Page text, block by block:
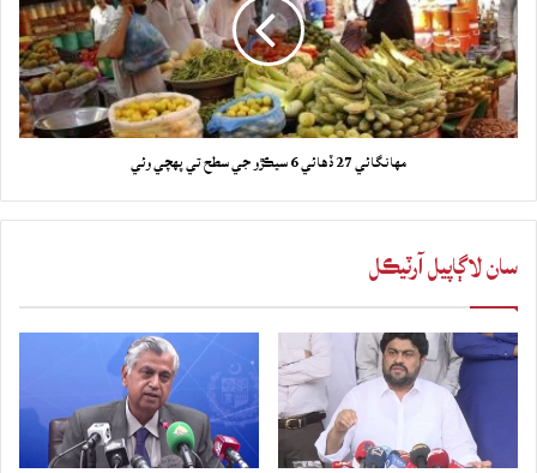
مهانگائي 27 ڏهائي 6 سيڪڙو جي سطح تي پهچي وئي
سان لاڳاپيل آرٽيڪل